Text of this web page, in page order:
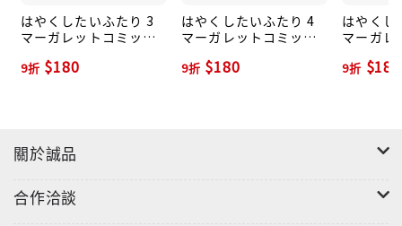
はやくしたいふたり 3
マーガレットコミック
9折 $180
はやくしたいふたり 4
マーガレットコミック
9折 $180
はやくし
マーガレ
9折 $180
關於誠品
合作洽談